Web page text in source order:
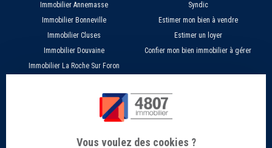
Immobilier Annemasse
Immobilier Bonneville
Immobilier Cluses
Immobilier Douvaine
Immobilier La Roche Sur Foron
Syndic
Estimer mon bien à vendre
Estimer un loyer
Confier mon bien immobilier à gérer
Nos agences 4807
SERVICES EN LIGNE
Estimer mon bien immobilier en ligne
Candidature location
Vous voulez des cookies ?